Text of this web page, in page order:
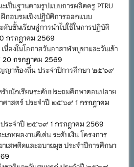
เป็นฐานตามรูปแบบการผลิตครู PTRU
ฝึกอบรมเชิงปฏิบัติการออกแบบ
ดับชั้นเรียนสู่การนำไปใช้ในการปฏิบัติ
กรกฎาคม 2569
นื่องในโอกาสวันอาสาฬหบูชาและวันเข้า
20 กรกฎาคม 2569
ญาท้องถิ่น ประจำปีการศึกษา ๒๕๖๙
บนักเรียนระดับประถมศึกษาตอนปลาย
าศาสตร์ ประจำปี ๒๕๖๙ 1 กรกฎาคม
ประจำปี ๒๕๖๙ 1 กรกฎาคม 2569
เภทผลงานดีเด่น ระดับเงิน โครงการ
เสพติดและอบายมุข ประจำปีการศึกษา